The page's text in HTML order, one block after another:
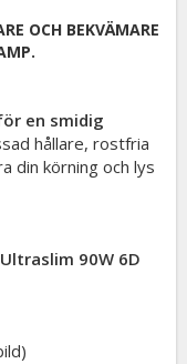
OCH BEKVÄMARE
en smidig
hållare, rostfria
din körning och lys
90W 6D